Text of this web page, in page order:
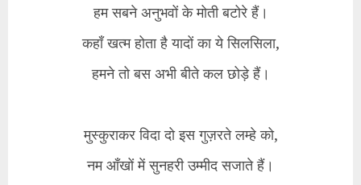
हम सबने अनुभवों के मोती बटोरे हैं।
कहाँ खत्म होता है यादों का ये सिलसिला,
हमने तो बस अभी बीते कल छोड़े हैं।
मुस्कुराकर विदा दो इस गुज़रते लम्हे को,
नम आँखों में सुनहरी उम्मीद सजाते हैं।